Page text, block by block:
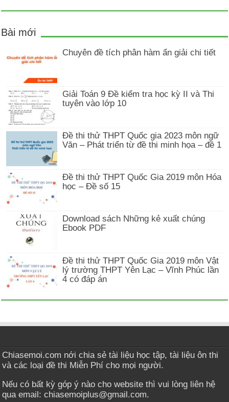
Bài mới
Chuyên đề tích phân hàm ẩn giải chi tiết
Giải Toán 9 Đề kiểm tra học kỳ II và Thi
tuyên vào lớp 10
Đề thi thử THPT Quốc gia 2023 môn ngữ
Văn – Phát triển từ đề thi minh họa – đề 1
Đề thi thử THPT Quốc Gia 2019 môn Hóa
học – Đề số 15
Download sách Những kẻ xuất chúng
Ebook PDF
Đề thi thử THPT Quốc Gia 2019 môn Vật
lý trường THPT Yên Lạc – Vĩnh Phúc lần
4 có đáp án
Chiasemoi.com nới chia sẻ tài liệu học tập, tài liệu ôn thi
và các loại đề thi Miễn Phí cho mọi người.
Nếu có bất kỳ góp ý nào cho website thì vui lòng liên hệ
qua email: chiasemoiplus@gmail.com.